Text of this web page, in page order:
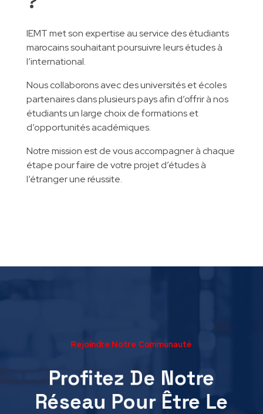
IEMT met son expertise au service des étudiants
marocains souhaitant poursuivre leurs études à
l’international.
Nous collaborons avec des universités et écoles
partenaires dans plusieurs pays afin d’offrir à nos
étudiants un large choix de formations et
d’opportunités académiques.
Notre mission est de vous accompagner à chaque
étape pour faire de votre projet d’études à
l’étranger une réussite.
Rejoindre Notre Communauté
Profitez De Notre
Réseau Pour Être Le